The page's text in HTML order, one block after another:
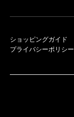
ショッピングガイド
プライバシーポリシー